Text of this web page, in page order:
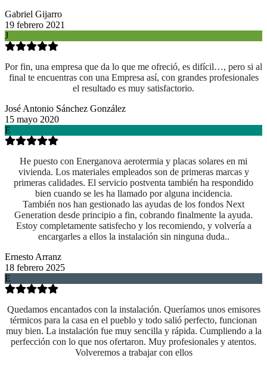
Gabriel Gijarro
19 febrero 2021
J
Por fin, una empresa que da lo que me ofreció, es difícil…, pero si al
final te encuentras con una Empresa así, con grandes profesionales
el resultado es muy satisfactorio.
José Antonio Sánchez González
15 mayo 2020
E
He puesto con Energanova aerotermia y placas solares en mi
vivienda. Los materiales empleados son de primeras marcas y
primeras calidades. El servicio postventa también ha respondido
bien cuando se les ha llamado por alguna incidencia.
También nos han gestionado las ayudas de los fondos Next
Generation desde principio a fin, cobrando finalmente la ayuda.
Estoy completamente satisfecho y los recomiendo, y volvería a
encargarles a ellos la instalación sin ninguna duda..
Ernesto Arranz
18 febrero 2025
E
Quedamos encantados con la instalación. Queríamos unos emisores
térmicos para la casa en el pueblo y todo salió perfecto, funcionan
muy bien. La instalación fue muy sencilla y rápida. Cumpliendo a la
perfección con lo que nos ofertaron. Muy profesionales y atentos.
Volveremos a trabajar con ellos